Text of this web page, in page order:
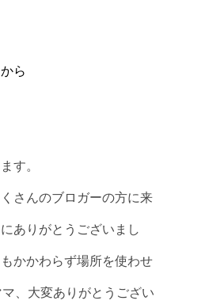
ら
す。
さんのブロガーの方に来
ありがとうございまし
かかわらず場所を使わせ
、大変ありがとうござい